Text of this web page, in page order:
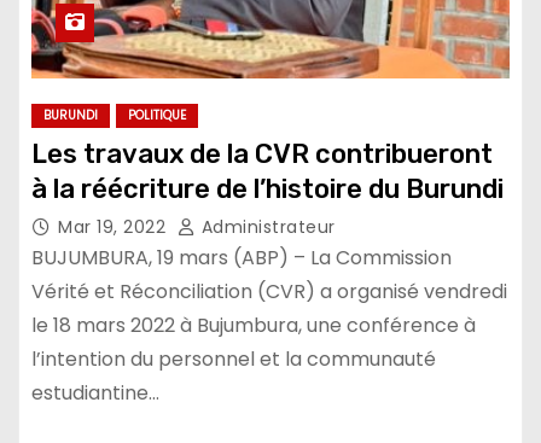
BURUNDI POLITIQUE
Les travaux de la CVR contribueront
à la réécriture de l’histoire du Burundi
Mar 19, 2022 Administrateur
BUJUMBURA, 19 mars (ABP) – La Commission
Vérité et Réconciliation (CVR) a organisé vendredi
le 18 mars 2022 à Bujumbura, une conférence à
l’intention du personnel et la communauté
estudiantine…